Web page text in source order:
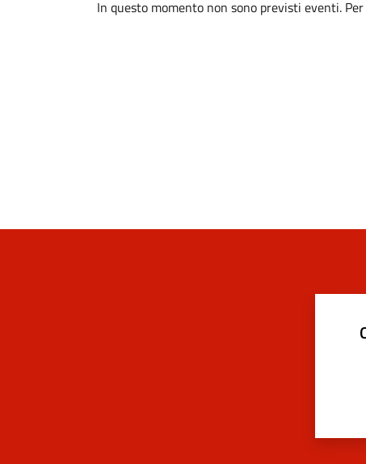
In questo momento non sono previsti eventi.